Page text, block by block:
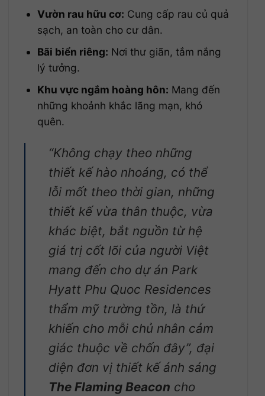
Vườn rau hữu cơ: Cung cấp rau củ quả
sạch, an toàn cho cư dân.
Bãi biển riêng: Nơi thư giãn, tắm nắng
lý tưởng.
Khu vực ngắm hoàng hôn: Mang đến
những khoảnh khắc lãng mạn, khó
quên.
“Không chạy theo những
thiết kế hào nhoáng, có thể
lỗi mốt theo thời gian, những
thiết kế vừa thân thuộc, vừa
khác biệt, bắt nguồn từ hệ
giá trị cốt lõi của người Việt
mang đến cho dự án Park
Hyatt Phu Quoc Residences
thẩm mỹ trường tồn, là thứ
khiến cho mỗi chủ nhân cảm
giác thuộc về chốn đây”, đại
diện đơn vị thiết kế ánh sáng
The Flaming Beacon cho